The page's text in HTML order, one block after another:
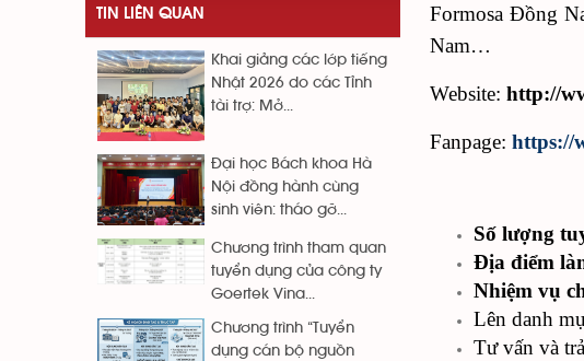
Formosa Đồng
Nam…
Website: http://
Fanpage: https://
Số lượng
Địa điểm
Nhiệm vụ
Lên danh
Tư vấn và
TIN LIÊN QUAN
Khai giảng các lớp tiếng
Nhật 2026 do các Tỉnh
tài trợ: Mở...
Đại học Bách khoa Hà
Nội đồng hành cùng
sinh viên: tháo gỡ...
Chương trình tham quan
tuyển dụng của công ty
Goertek Vina...
Chương trình “Tuyển
dụng cán bộ nguồn